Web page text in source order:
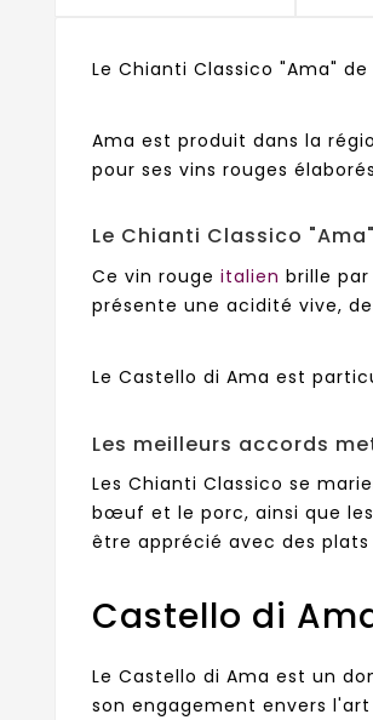
Le Chianti Classico "Ama"
Ama est produit dans la
pour ses vins rouges
Le Chianti Classico
Ce vin rouge italien brille
présente une acidité vive,
Le Castello di Ama est
Les meilleurs accords
Les Chianti Classico se
bœuf et le porc, ainsi que
être apprécié avec des
Castello di
Le Castello di Ama est un
son engagement envers